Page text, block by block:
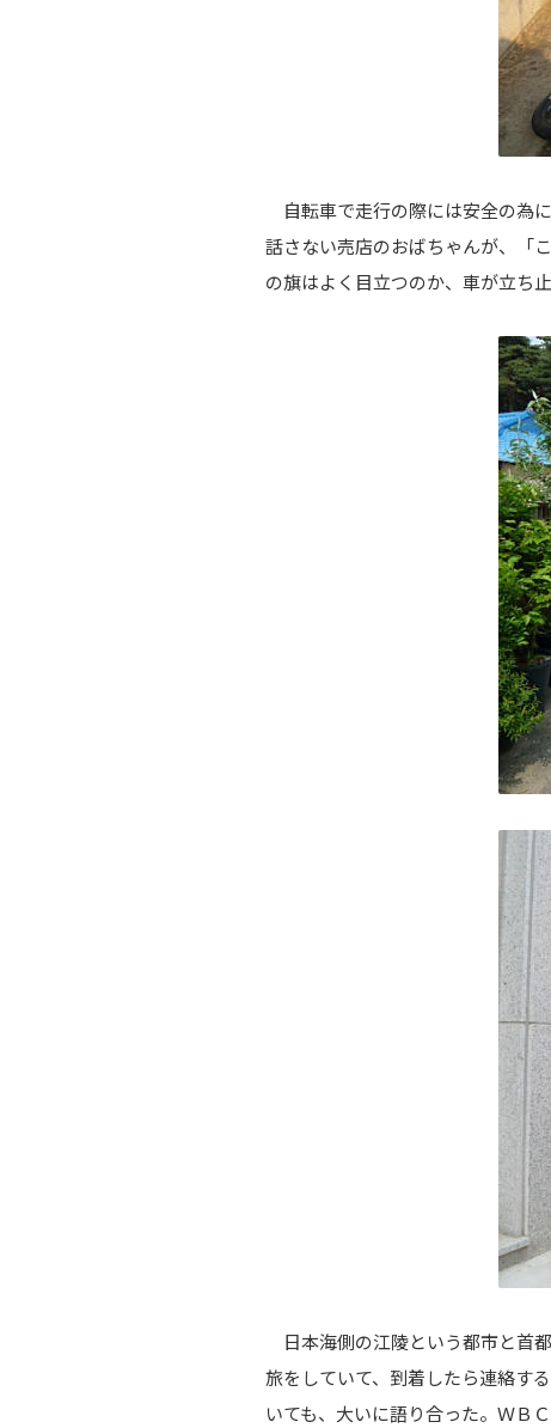
自転車で走行の際には安全の為
話さない売店のおばちゃんが、「
の旗はよく目立つのか、車が立ち
日本海側の江陵という都市と首
旅をしていて、到着したら連絡す
いても、大いに語り合った。ＷＢ